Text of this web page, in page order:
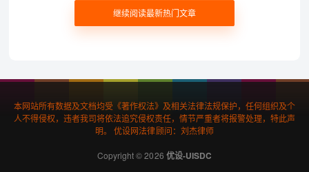
继续阅读最新热门文章
本网站所有数据及文档均受《著作权法》及相关法律法规保护，任何组织及个
人不得侵权，违者我司将依法追究侵权责任，情节严重者将报警处理，特此声
明。 优设网法律顾问：刘杰律师
Copyright © 2026 优设-UISDC